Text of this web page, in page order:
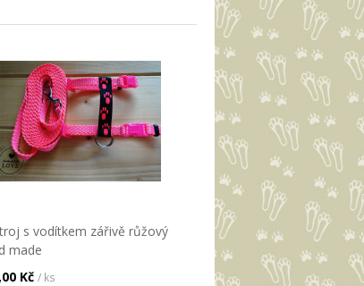
s vodítkem zářivě růžový
made
Kč/ ks